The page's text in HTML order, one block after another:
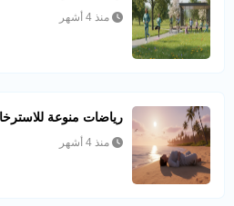
منذ 4 أشهر
رياضات منوعة
منذ 4 أشهر